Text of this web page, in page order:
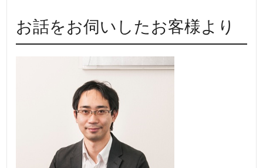
お話をお伺いしたお客様より